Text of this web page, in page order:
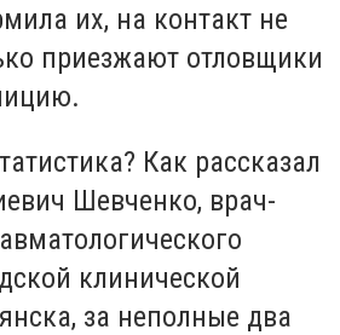
их, на контакт не
приезжают отловщики
Как рассказал
Шевченко, врач-
клинической
за неполные два